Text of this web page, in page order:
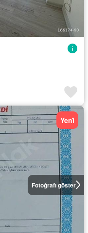
Fotoğrafı göster
Yeni̇